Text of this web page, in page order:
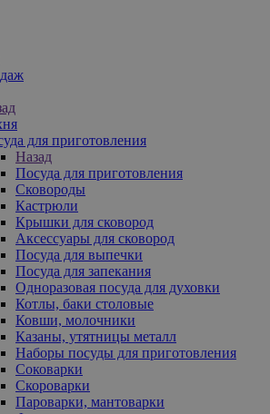
для приготовления
Назад
Посуда для приготовления
Сковороды
Кастрюли
Крышки для сковород
Аксессуары для сковород
Посуда для выпечки
Посуда для запекания
Одноразовая посуда для духовки
Котлы, баки столовые
Ковши, молочники
Казаны, утятницы металл
Наборы посуды для приготовления
Соковарки
Скороварки
Пароварки, мантоварки